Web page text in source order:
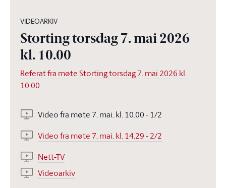
VIDEOARKIV
Storting torsdag 7. mai 2026
kl. 10.00
Referat fra møte Storting torsdag 7. mai 2026 kl.
10.00
Video fra møte 7. mai. kl. 10.00 - 1/2
Video fra møte 7. mai. kl. 14.29 - 2/2
Nett-TV
Videoarkiv